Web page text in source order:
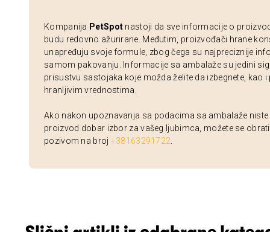
Kompanija PetSpot nastoji da sve informacije o
budu redovno ažurirane. Međutim, proizvođači hrane
unapređuju svoje formule, zbog čega su najpreciznije
samom pakovanju. Informacije sa ambalaže su jedini
prisustvu sastojaka koje možda želite da izbegnete, kao
hranljivim vrednostima.
Ako nakon upoznavanja sa podacima sa ambalaže niste
proizvod dobar izbor za vašeg ljubimca, možete se
pozivom na broj +38163291722